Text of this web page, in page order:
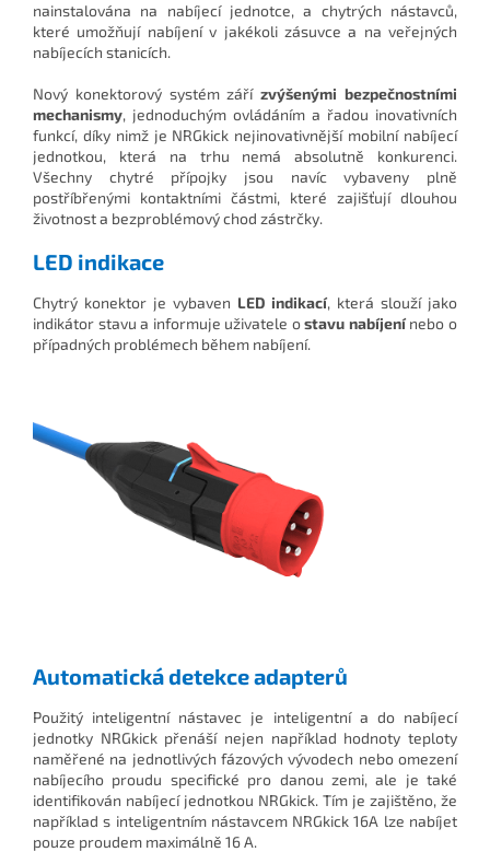
nainstalována na nabíjecí jednotce, a chytrých nástavců,
které umožňují nabíjení v jakékoli zásuvce a na veřejných
nabíjecích stanicích.
Nový konektorový systém zářízvýšenými bezpečnostními
mechanismy, jednoduchým ovládáním a řadou inovativních
funkcí, díky nimž je NRGkick nejinovativnější mobilní nabíjecí
jednotkou, která na trhu nemá absolutně konkurenci.
Všechny chytré přípojky jsou navíc vybaveny plně
postříbřenými kontaktními částmi, které zajišťují dlouhou
životnost a bezproblémový chod zástrčky.
LED indikace
Chytrý konektor je vybaven LED indikací, která slouží jako
indikátor stavu a informuje uživatele ostavu nabíjenínebo o
případných problémech během nabíjení.
Automatická detekce adapterů
Použitý inteligentní nástavec je inteligentní a do nabíjecí
jednotky NRGkick přenáší nejen například hodnoty teploty
naměřené na jednotlivých fázových vývodech nebo omezení
nabíjecího proudu specifické pro danou zemi, ale je také
identifikován nabíjecí jednotkou NRGkick. Tím je zajištěno, že
například s inteligentním nástavcem NRGkick 16A lze nabíjet
pouze proudem maximálně 16 A.